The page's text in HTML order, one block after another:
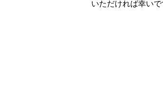
いただければ幸い